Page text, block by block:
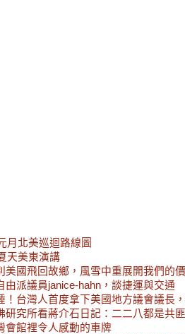
月北美巡迴路線圖
天美東演講
美國飛回故鄉，風雪中重展開我們的
由派議員janice-hahn，談捷運與交通
！台灣人首度拿下美國地方議會議長
研究所看蔣介石日記：二二八都是共
會館裡令人感動的車牌